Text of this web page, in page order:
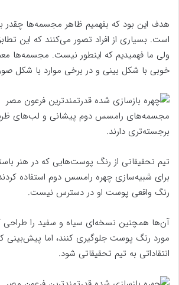
هدف این بود که بفهمیم ظاهر مجسمه‌ها چقدر
است. بسیاری از افراد تصور می‌کنند که این
ولی ما فهمیدیم که اینطور نیست. مجسمه‌ها
خوبی با شکل بینی و در برخی موارد با شکل
مجسمه‌های رامسس دوم پیشانی و لب‌های
برجسته‌تری دارند.
تیم تحقیقاتی از رنگ پوست‌هایی که در هنر
برای شبیه‌سازی چهره رامسس دوم استفاده کردند؛
رنگ واقعی پوست او در دسترس نیست.
آن‌ها همچنین نسخه‌ای سیاه و سفید را طراحی
مورد رنگ پوست جلوگیری کنند، اما پیش‌بینی
انتقاداتی به تیم تحقیقاتی شود.